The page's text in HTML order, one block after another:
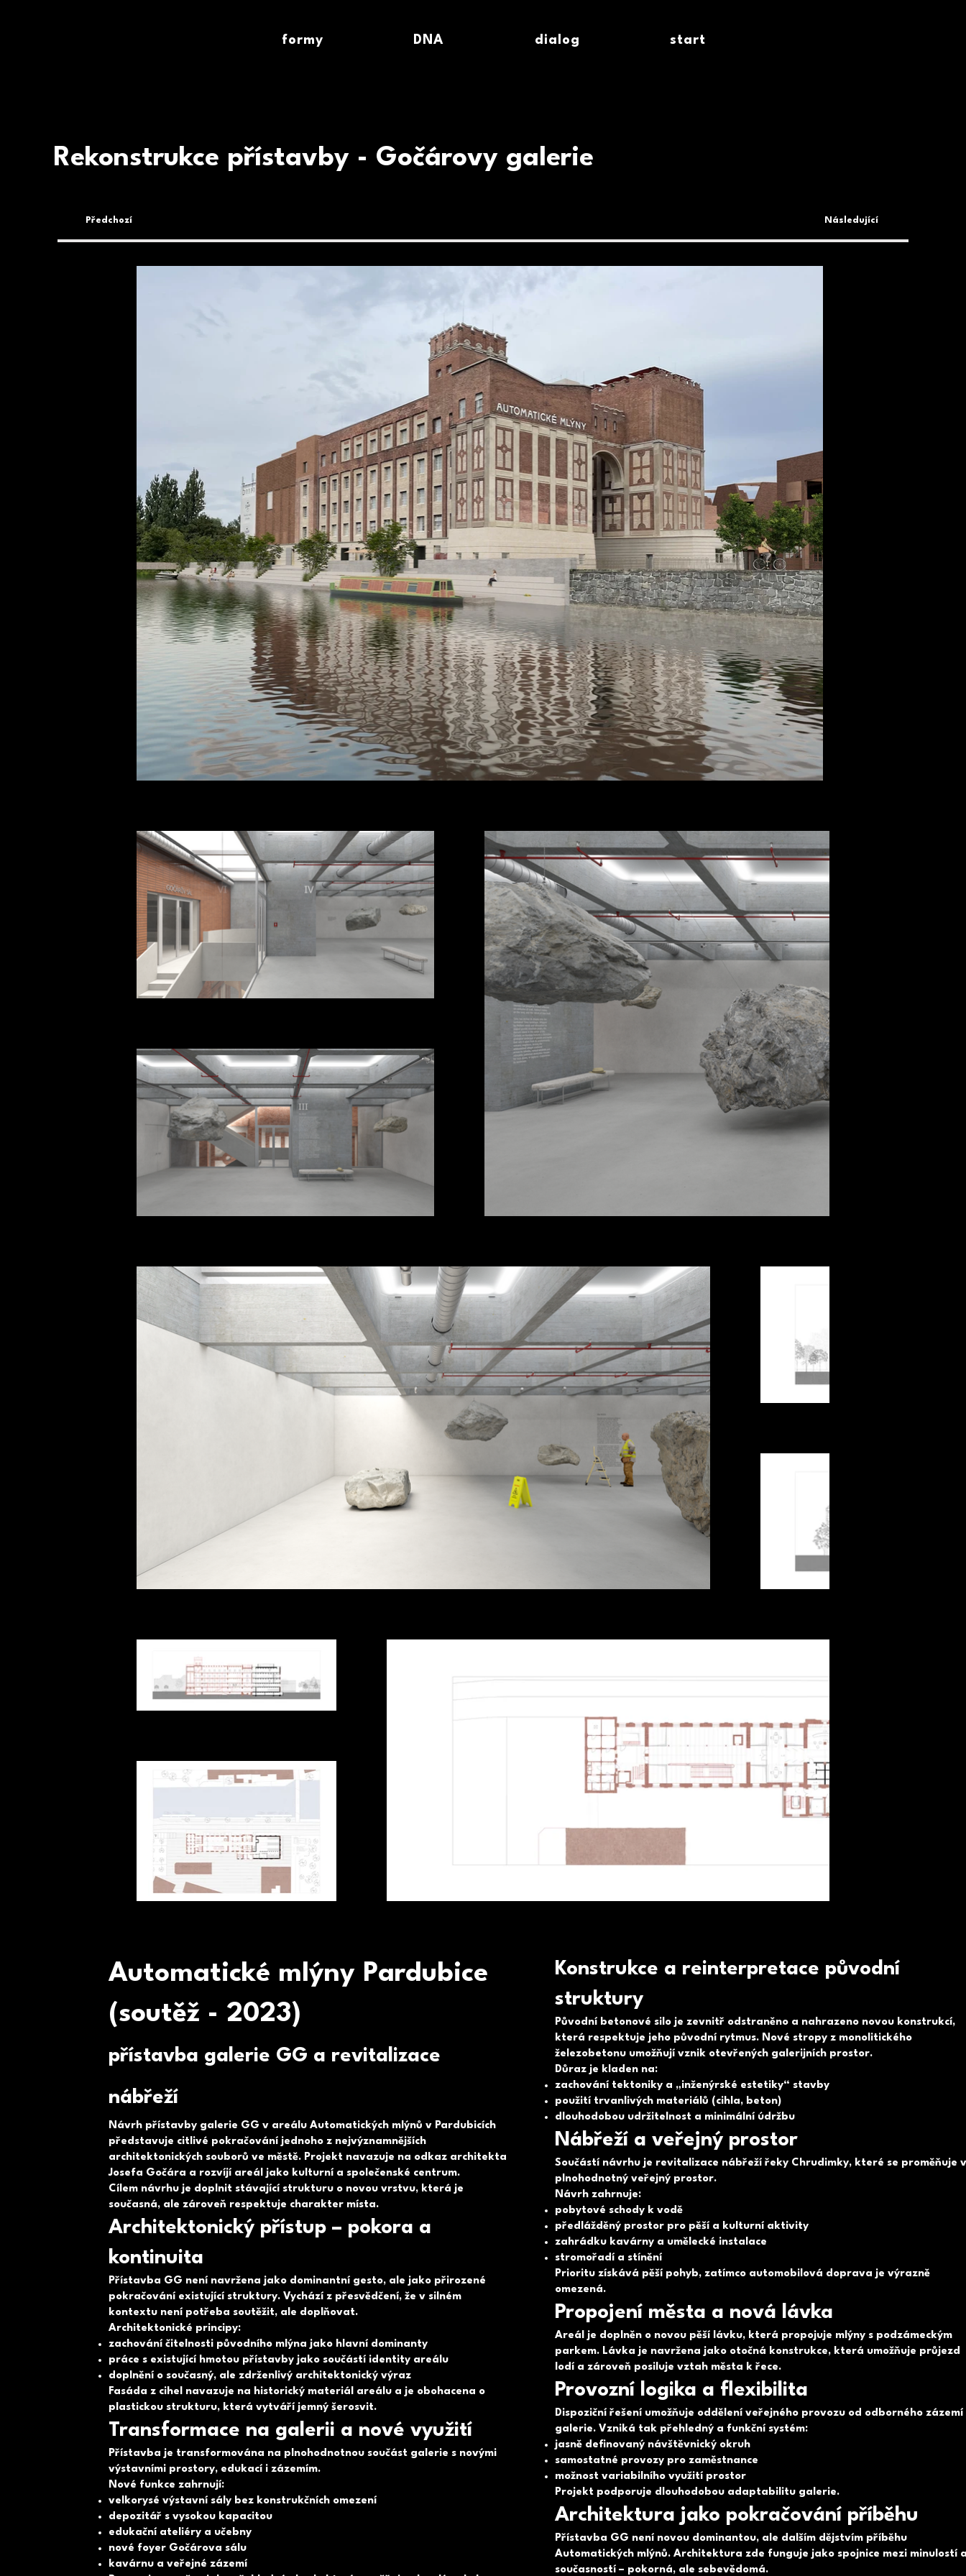
formy DNA dialog start
Rekonstrukce přístavby - Gočárovy galerie
Předchozí Následující
Automatické mlýny Pardubice
(soutěž - 2023)
přístavba galerie GG a revitalizace
nábřeží
Návrh přístavby galerie GG v areálu Automatických mlýnů v Pardubicích
představuje citlivé pokračování jednoho z nejvýznamnějších
architektonických souborů ve městě. Projekt navazuje na odkaz architekta
Josefa Gočára a rozvíjí areál jako kulturní a společenské centrum.
Cílem návrhu je doplnit stávající strukturu o novou vrstvu, která je
současná, ale zároveň respektuje charakter místa.
Architektonický přístup – pokora a
kontinuita
Přístavba GG není navržena jako dominantní gesto, ale jako přirozené
pokračování existující struktury. Vychází z přesvědčení, že v silném
kontextu není potřeba soutěžit, ale doplňovat.
Architektonické principy:
zachování čitelnosti původního mlýna jako hlavní dominanty
práce s existující hmotou přístavby jako součástí identity areálu
doplnění o současný, ale zdrženlivý architektonický výraz
Fasáda z cihel navazuje na historický materiál areálu a je obohacena o
plastickou strukturu, která vytváří jemný šerosvit.
Transformace na galerii a nové využití
Přístavba je transformována na plnohodnotnou součást galerie s novými
výstavními prostory, edukací i zázemím.
Nové funkce zahrnují:
velkorysé výstavní sály bez konstrukčních omezení
depozitář s vysokou kapacitou
edukační ateliéry a učebny
nové foyer Gočárova sálu
kavárnu a veřejné zázemí
Konstrukce a reinterpretace původní
struktury
Původní betonové silo je zevnitř odstraněno a nahrazeno novou konstrukcí,
která respektuje jeho původní rytmus. Nové stropy z monolitického
železobetonu umožňují vznik otevřených galerijních prostor.
Důraz je kladen na:
zachování tektoniky a „inženýrské estetiky“ stavby
použití trvanlivých materiálů (cihla, beton)
dlouhodobou udržitelnost a minimální údržbu
Nábřeží a veřejný prostor
Součástí návrhu je revitalizace nábřeží řeky Chrudimky, které se proměňuje v
plnohodnotný veřejný prostor.
Návrh zahrnuje:
pobytové schody k vodě
předlážděný prostor pro pěší a kulturní aktivity
zahrádku kavárny a umělecké instalace
stromořadí a stínění
Prioritu získává pěší pohyb, zatímco automobilová doprava je výrazně
omezená.
Propojení města a nová lávka
Areál je doplněn o novou pěší lávku, která propojuje mlýny s podzámeckým
parkem. Lávka je navržena jako otočná konstrukce, která umožňuje průjezd
lodí a zároveň posiluje vztah města k řece.
Provozní logika a flexibilita
Dispoziční řešení umožňuje oddělení veřejného provozu od odborného zázemí
galerie. Vzniká tak přehledný a funkční systém:
jasně definovaný návštěvnický okruh
samostatné provozy pro zaměstnance
možnost variabilního využití prostor
Projekt podporuje dlouhodobou adaptabilitu galerie.
Architektura jako pokračování příběhu
Přístavba GG není novou dominantou, ale dalším dějstvím příběhu
Automatických mlýnů. Architektura zde funguje jako spojnice mezi minulostí
současností – pokorná, ale sebevědomá.